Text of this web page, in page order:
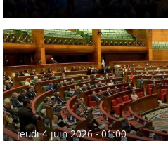
jeudi 4 juin 2026 - 01:00